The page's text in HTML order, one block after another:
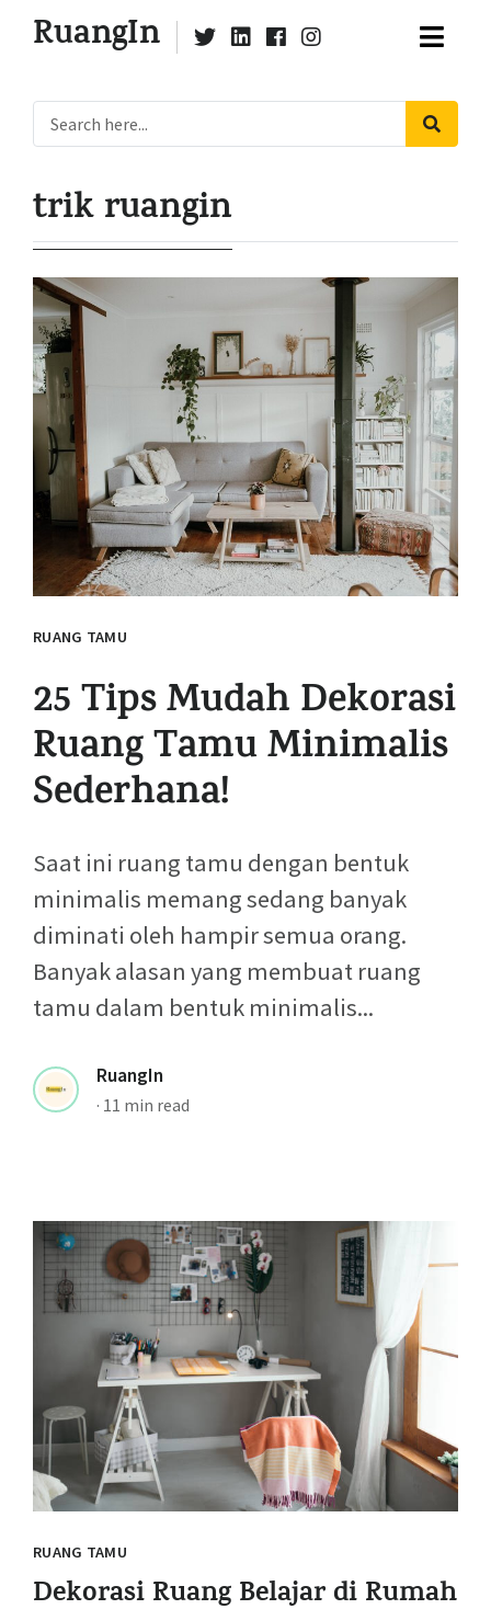
RuangIn
trik ruangin
RUANG TAMU
25 Tips Mudah Dekorasi
Ruang Tamu Minimalis
Sederhana!
Saat ini ruang tamu dengan bentuk
minimalis memang sedang banyak
diminati oleh hampir semua orang.
Banyak alasan yang membuat ruang
tamu dalam bentuk minimalis...
RuangIn
· 11 min read
RUANG TAMU
Dekorasi Ruang Belajar di Rumah